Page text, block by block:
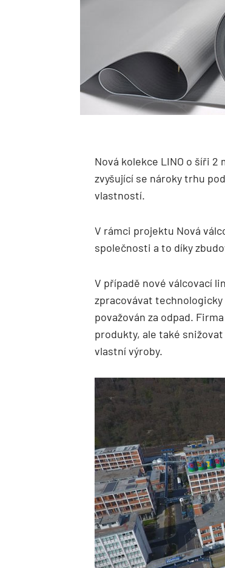
Nová kolekce LINO o šíři
zvyšující se nároky trhu
vlastností.
V rámci projektu Nová
společnosti a to díky
V případě nové válcovací
zpracovávat
považován za odpad.
produkty, ale také
vlastní výroby.